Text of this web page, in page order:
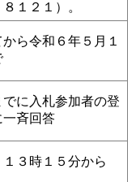
１２１）。
ら令和６年５月１
に入札参加者の登
一斉回答
３時１５分から